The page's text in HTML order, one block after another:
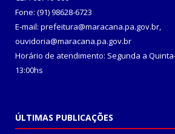
Fone: (91) 98628-6723
E-mail: prefeitura@maracana.pa.gov.br,
ouvidoria@maracana.pa.gov.br
Horário de atendimento: Segunda a
13:00hs
ÚLTIMAS PUBLICAÇÕES